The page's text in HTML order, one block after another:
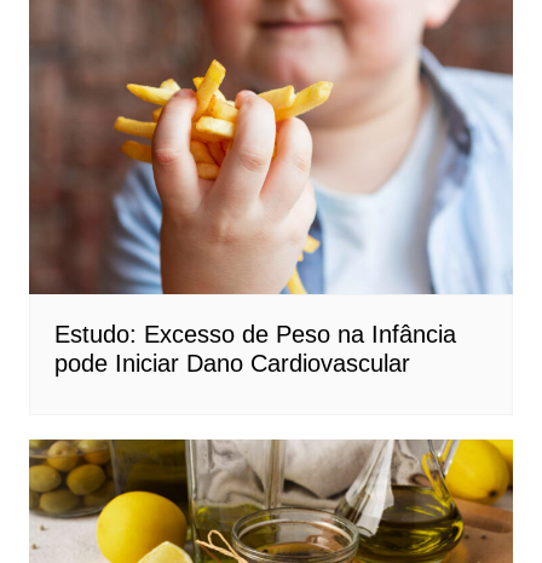
Estudo: Excesso de Peso na Infância
pode Iniciar Dano Cardiovascular